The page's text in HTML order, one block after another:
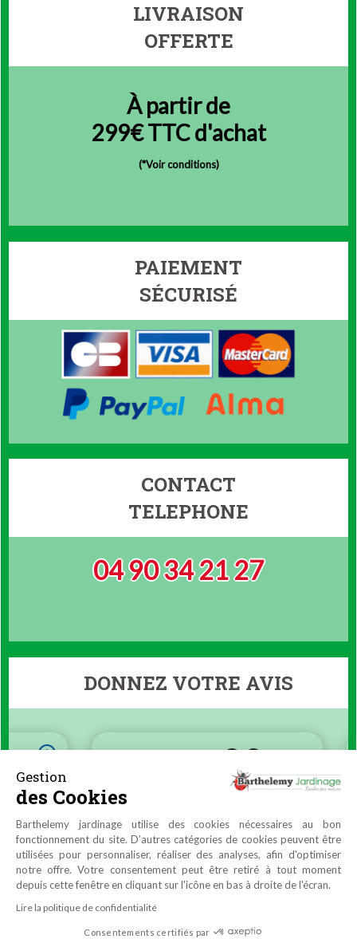
LIVRAISON
OFFERTE
À partir de
299€ TTC d'achat
(*Voir conditions)
PAIEMENT
SÉCURISÉ
CONTACT
TELEPHONE
04 90 34 21 27
DONNEZ VOTRE AVIS
Gestion
des Cookies
Barthelemy jardinage utilise des cookies nécessaires au bon
fonctionnement du site. D’autres catégories de cookies peuvent être
utilisées pour personnaliser, réaliser des analyses, afin d'optimiser
notre offre. Votre consentement peut être retiré à tout moment
depuis cette fenêtre en cliquant sur l'icône en bas à droite de l'écran.
Lire la politique de confidentialité
Consentements certifiés par